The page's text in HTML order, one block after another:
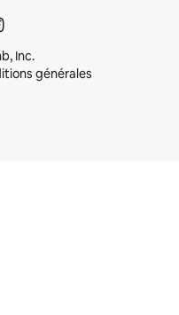
Inc.
générales